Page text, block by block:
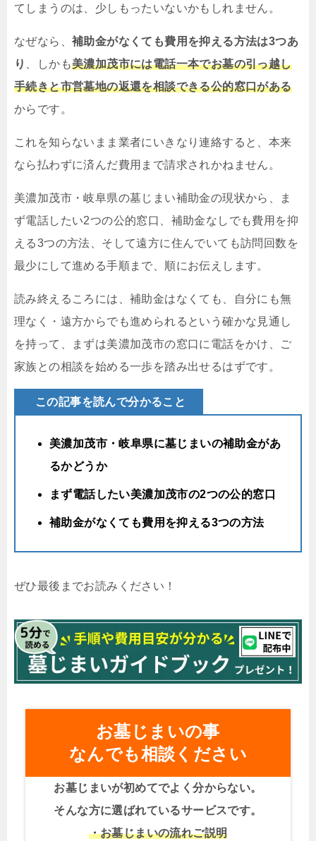
てしまうのは、少しもったいないかもしれません。
なぜなら、 補助金がなくても費用を抑える方法は3つあ
り
、しかも美濃加茂市には電話一本でお墓の引っ越し
手続きと市営墓地の返還を相談できる公的窓口がある
からです。
これを知らないまま業者にいきなり連絡すると、本来
なら払わずに済んだ費用まで請求されかねません。
美濃加茂市・岐阜県の墓じまい補助金の現状から、ま
ず電話したい2つの公的窓口、補助金なしでも費用を抑
える3つの方法、そして遠方に住んでいても訪問回数を
最少にして進める手順まで、順にお伝えします。
読み終えるころには、補助金はなくても、自分にも無
理なく・遠方からでも進められるという確かな見通し
を持って、まずは美濃加茂市の窓口に電話をかけ、ご
家族との相談を始める一歩を踏み出せるはずです。
この記事を読んで分かること
美濃加茂市・岐阜県に墓じまいの補助金があ
るかどうか
まず電話したい美濃加茂市の2つの公的窓口
補助金がなくても費用を抑える3つの方法
ぜひ最後までお読みください！
お墓じまいの事
なんでも相談ください
お墓じまいが初めてでよく分からない。
そんな方に選ばれているサービスです。
・お墓じまいの流れご説明